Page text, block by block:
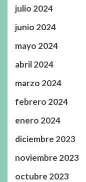
julio 2024
junio 2024
mayo 2024
abril 2024
marzo 2024
febrero 2024
enero 2024
diciembre 2023
noviembre 2023
octubre 2023